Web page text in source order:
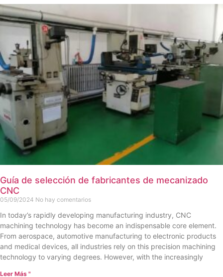
Guía de selección de fabricantes de mecanizado
CNC
05/09/2024 No hay comentarios
In today’s rapidly developing manufacturing industry, CNC
machining technology has become an indispensable core element.
From aerospace, automotive manufacturing to electronic products
and medical devices, all industries rely on this precision machining
technology to varying degrees. However, with the increasingly
Leer Más "